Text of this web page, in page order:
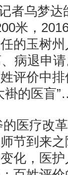
者乌梦
米，
的玉树
病退申
评价中
褂的医盲
医疗改
节到来之
化，医